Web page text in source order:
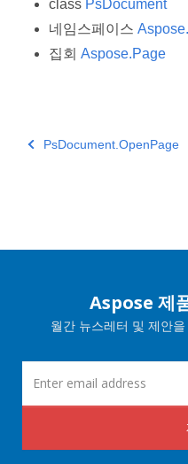
class PsDocument
네임스페이스
집회 Aspose.Page
PsDocument.OpenPage
Aspose 제
월간 뉴스레터 및 제안